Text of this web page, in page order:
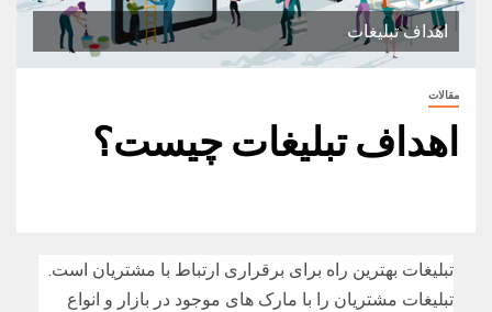
اهداف تبلیغات
مقالات
اهداف تبلیغات چیست؟
تبلیغات بهترین راه برای برقراری ارتباط با مشتریان است.
تبلیغات مشتریان را با مارک های موجود در بازار و انواع